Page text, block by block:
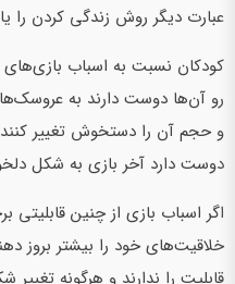
عبارت دیگر روش زندگی کردن را
کودکان نسبت به اسباب
رو آن‌ها دوست دارند به
و حجم آن را دستخوش تغییر
دوست دارد آخر بازی به شکل
اگر اسباب بازی از چنین قابلیتی
خلاقیت‌های خود را بیشتر بروز